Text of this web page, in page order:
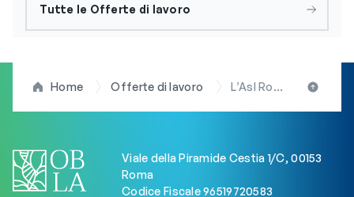
Tutte le Offerte di lavoro
Home Offerte di lavoro L’Asl Roma 5 Colleferro cerca biologi specializzati con esperienza in microbiologia
Viale della Piramide Cestia 1/C, 00153
Roma
Codice Fiscale 96519720583